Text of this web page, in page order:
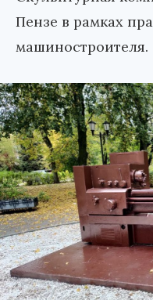
Пензе в рамках
машиностроителя.